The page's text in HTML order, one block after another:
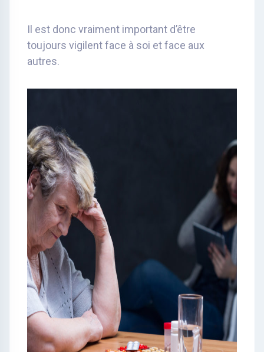
Il est donc vraiment important d’être
toujours vigilent face à soi et face aux
autres.